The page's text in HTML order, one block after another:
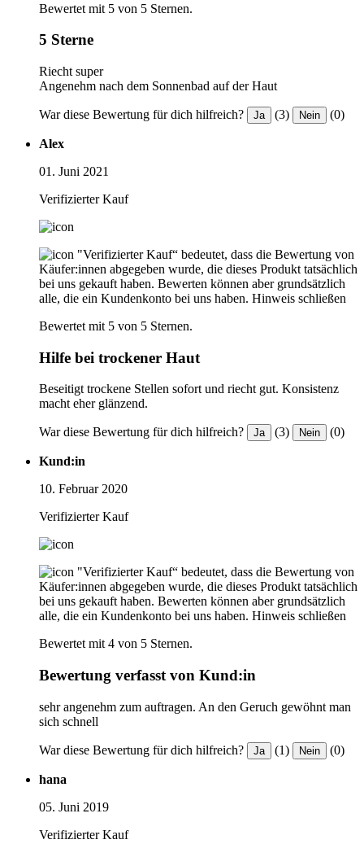
Bewertet mit 5 von 5 Sternen.
5 Sterne
Riecht super
Angenehm nach dem Sonnenbad auf der Haut
War diese Bewertung für dich hilfreich? Ja (3) Nein (0)
Alex
01. Juni 2021
Verifizierter Kauf
"Verifizierter Kauf“ bedeutet, dass die Bewertung von
Käufer:innen abgegeben wurde, die dieses Produkt tatsächlich
bei uns gekauft haben. Bewerten können aber grundsätzlich
alle, die ein Kundenkonto bei uns haben. Hinweis schließen
Bewertet mit 5 von 5 Sternen.
Hilfe bei trockener Haut
Beseitigt trockene Stellen sofort und riecht gut. Konsistenz
macht eher glänzend.
War diese Bewertung für dich hilfreich? Ja (3) Nein (0)
Kund:in
10. Februar 2020
Verifizierter Kauf
"Verifizierter Kauf“ bedeutet, dass die Bewertung von
Käufer:innen abgegeben wurde, die dieses Produkt tatsächlich
bei uns gekauft haben. Bewerten können aber grundsätzlich
alle, die ein Kundenkonto bei uns haben. Hinweis schließen
Bewertet mit 4 von 5 Sternen.
Bewertung verfasst von Kund:in
sehr angenehm zum auftragen. An den Geruch gewöhnt man
sich schnell
War diese Bewertung für dich hilfreich? Ja (1) Nein (0)
hana
05. Juni 2019
Verifizierter Kauf